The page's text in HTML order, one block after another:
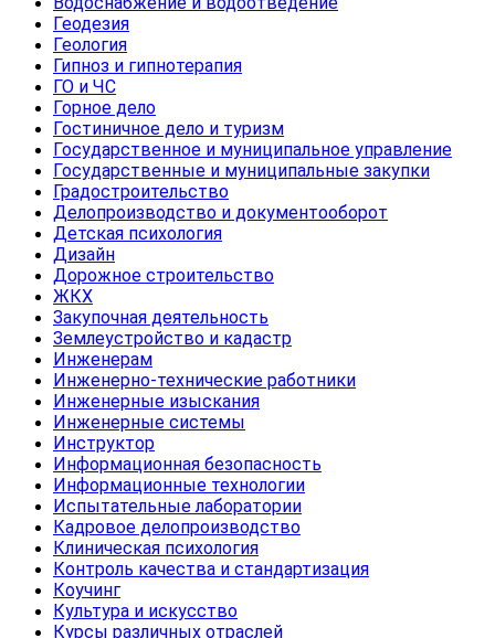
Геодезия
Геология
Гипноз и гипнотерапия
ГО и ЧС
Горное дело
Гостиничное дело и туризм
Государственное и муниципальное управление
Государственные и муниципальные закупки
Градостроительство
Делопроизводство и документооборот
Детская психология
Дизайн
Дорожное строительство
ЖКХ
Закупочная деятельность
Землеустройство и кадастр
Инженерам
Инженерно-технические работники
Инженерные изыскания
Инженерные системы
Инструктор
Информационная безопасность
Информационные технологии
Испытательные лаборатории
Кадровое делопроизводство
Клиническая психология
Контроль качества и стандартизация
Коучинг
Культура и искусство
Курсы различных отраслей